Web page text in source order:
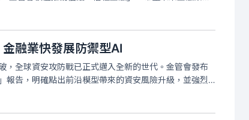
家熟悉的「資產負債表」，另一份是「社會信任的資產
融業快發展防禦型AI
，全球資安攻防戰已正式邁入全新的世代。金管會發布
報告，明確點出前沿模型帶來的資安風險升級，並強烈
應積極前瞻規劃「防禦性AI」，以「AI之盾」全面抵禦